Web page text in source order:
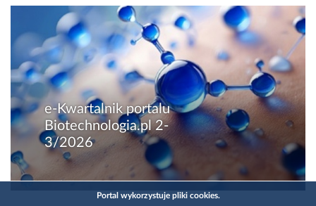
e-Kwartalnik portalu
Biotechnologia.pl 2-
3/2026
Portal wykorzystuje pliki cookies.